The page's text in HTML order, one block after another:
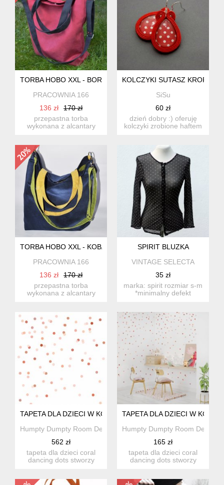
TORBA HOBO XXL - BORDO, CZERŃ
PRACOWNIA 166
136 zł
170 zł
przepastna torba
wykonana z alcantary
KOLCZYKI SUTASZ KROPKI
SiSu
60 zł
dzień dobry :) oferuję
kolczyki zrobione haftem
TORBA HOBO XXL - KOBALT, LIMONKA, ŻÓŁTY
PRACOWNIA 166
136 zł
170 zł
przepastna torba
wykonana z alcantary
SPIRIT BLUZKA
VINTAGE SELECTA
35 zł
marka: spirit rozmiar s-m
*minimalny defekt
TAPETA DLA DZIECI W KORALOWE KROPECZKI
Humpty Dumpty Room Decoration
562 zł
tapeta dla dzieci coral
dancing dots stworzy
TAPETA DLA DZIECI W
Humpty Dumpty Room
165 zł
tapeta dla dzieci coral
dancing dots stworzy